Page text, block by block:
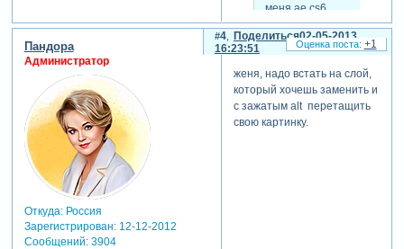
меня ае сs6 .
заранее
спасибо.
женечка,а можно
посмотреть проект? дайте
ссылочку.
Поделиться
4
02-05-2013
16:23:51
Пандора
Администратор
Откуда:Россия
Зарегистрирован: 12-12-2012
Сообщений:3904
женя, надо встать на слой,
который хочешь заменить и
с зажатым alt перетащить
свою картинку.
+1